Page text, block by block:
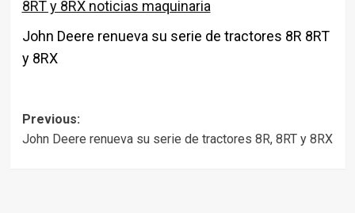
John Deere renueva su serie de tractores 8R 8RT
y 8RX
Post
Previous:
John Deere renueva su serie de tractores 8R, 8RT y 8RX